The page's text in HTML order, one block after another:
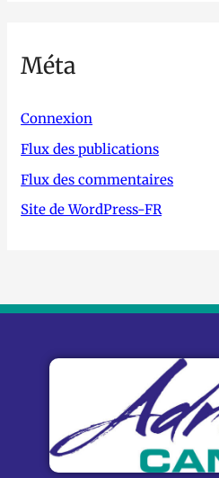
Méta
Connexion
Flux des publications
Flux des commentaires
Site de WordPress-FR